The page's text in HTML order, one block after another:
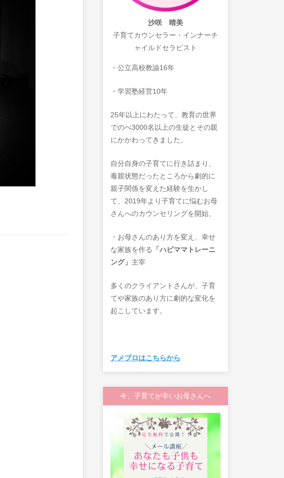
沙咲 晴美
子育てカウンセラー・インナーチ
ャイルドセラピスト
・公立高校教諭16年
・学習塾経営10年
25年以上にわたって、教育の世界
でのべ3000名以上の生徒とその親
にかかわってきました。
自分自身の子育てに行き詰まり、
毒親状態だったところから劇的に
親子関係を変えた経験を生かし
て、2019年より子育てに悩むお母
さんへのカウンセリングを開始。
・お母さんのあり方を変え、幸せ
な家族を作る
「ハピママトレーニ
ング」 主宰
多くのクライアントさんが、子育
てや家族のあり方に劇的な変化を
起こしています。
アメブロはこちらから
今、子育てが辛いお母さんへ